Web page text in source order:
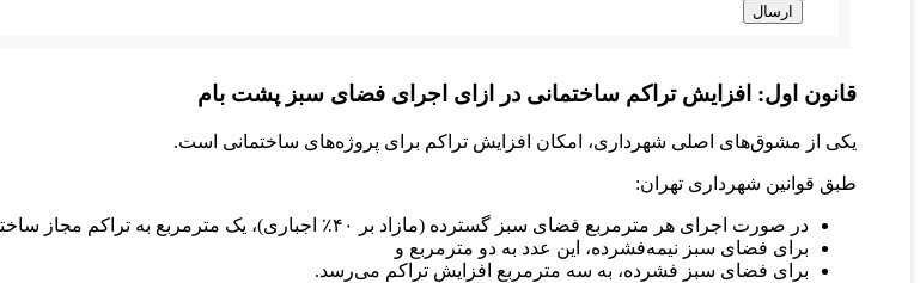
ارسال
قانون اول: افزایش تراکم ساختمانی در ازای اجرای فضای سبز پشت بام
یکی از مشوق‌های اصلی شهرداری، امکان افزایش تراکم برای پروژه‌های ساختمانی است.
طبق قوانین شهرداری تهران:
در صورت اجرای هر مترمربع فضای سبز گسترده (مازاد بر ۴۰٪ اجباری)، یک مترمربع به تراکم مجاز ساختمان اضافه می‌شود.
برای فضای سبز نیمه‌فشرده، این عدد به دو مترمربع و
برای فضای سبز فشرده، به سه مترمربع افزایش تراکم می‌رسد.